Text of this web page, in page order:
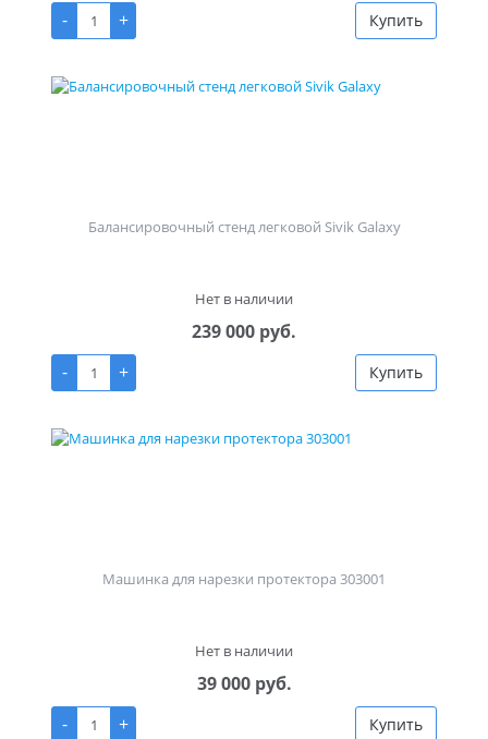
- + Купить
Балансировочный стенд легковой Sivik Galaxy
Нет в наличии
239 000 руб.
-
+ Купить
Машинка для нарезки протектора 303001
Нет в наличии
39 000 руб.
-
+ Купить